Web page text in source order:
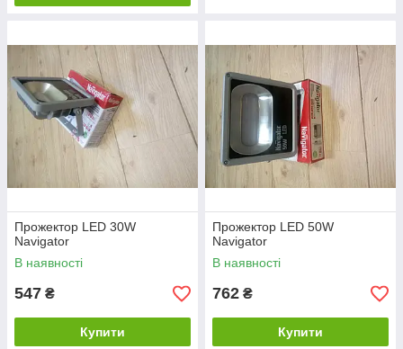
Прожектор LED 30W
Navigator
В наявності
547 ₴
Купити
Прожектор LED 50W
Navigator
В наявності
762 ₴
Купити